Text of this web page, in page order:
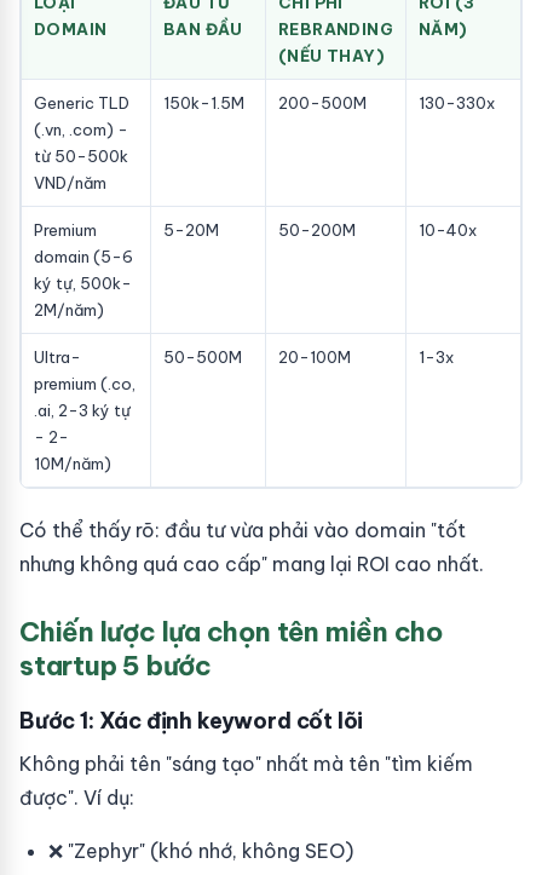
DOMAIN
BAN ĐẦU
REBRANDING
(NẾU THAY)
NĂM)
Generic TLD
(.vn, .com) -
từ 50-500k
VND/năm
150k-1.5M 200-500M 130-330x
Premium
domain (5-6
ký tự, 500k-
2M/năm)
5-20M 50-200M 10-40x
Ultra-
premium (.co,
.ai, 2-3 ký tự
- 2-
10M/năm)
50-500M 20-100M 1-3x
Có thể thấy rõ: đầu tư vừa phải vào domain "tốt
nhưng không quá cao cấp" mang lại ROI cao nhất.
Chiến lược lựa chọn tên miền cho
startup 5 bước
Bước 1: Xác định keyword cốt lõi
Không phải tên "sáng tạo" nhất mà tên "tìm kiếm
được". Ví dụ:
❌ "Zephyr" (khó nhớ, không SEO)